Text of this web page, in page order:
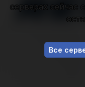
серверах сейчас
Все